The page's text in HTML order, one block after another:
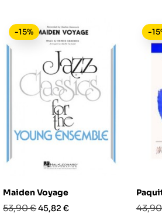
Maiden Voyage
Prezzo
53,90 €Prezzo
45,82 €
-15% -